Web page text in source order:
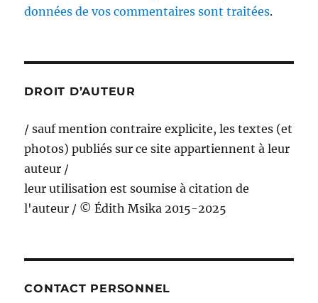
données de vos commentaires sont traitées.
DROIT D’AUTEUR
/ sauf mention contraire explicite, les textes (et
photos) publiés sur ce site appartiennent à leur
auteur /
leur utilisation est soumise à citation de
l'auteur / © Édith Msika 2015-2025
CONTACT PERSONNEL